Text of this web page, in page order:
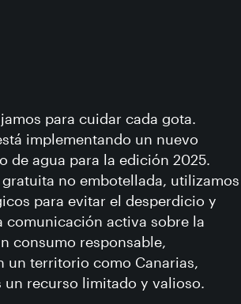
para cuidar cada gota.
implementando un nuevo
de agua para la edición 2025.
no embotellada, utilizamos
para evitar el desperdicio y
comunicación activa sobre la
consumo responsable,
un territorio como Canarias,
un recurso limitado y valioso.